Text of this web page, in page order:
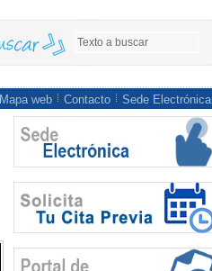
Mapa web Contacto Sede Electrónica